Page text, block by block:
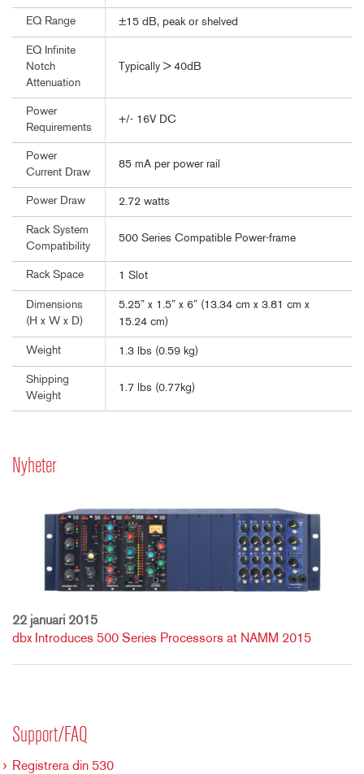
EQ Range ±15 dB, peak or shelved
EQ Infinite
Notch
Attenuation
Typically > 40dB
Power
Requirements
+/- 16V DC
Power
Current Draw
85 mA per power rail
Power Draw 2.72 watts
Rack System
Compatibility
500 Series Compatible Power-frame
Rack Space 1 Slot
Dimensions
(H x W x D)
5.25” x 1.5” x 6” (13.34 cm x 3.81 cm x
15.24 cm)
Weight 1.3 lbs (0.59 kg)
Shipping
Weight
1.7 lbs (0.77kg)
Nyheter
22 januari 2015
dbx Introduces 500 Series Processors at NAMM 2015
Support/FAQ
Registrera din 530